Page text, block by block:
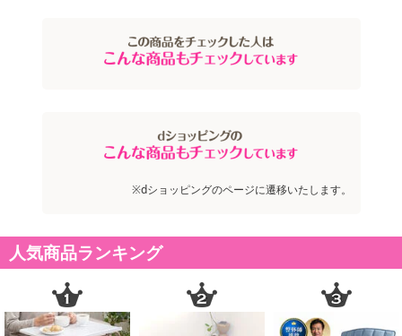
※dショッピングのページに遷移いたします。
人気商品ランキング